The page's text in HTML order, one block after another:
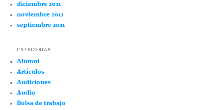
diciembre 2011
noviembre 2011
septiembre 2011
CATEGORÍAS
Alumni
Artículos
Audiciones
Audio
Bolsa de trabajo